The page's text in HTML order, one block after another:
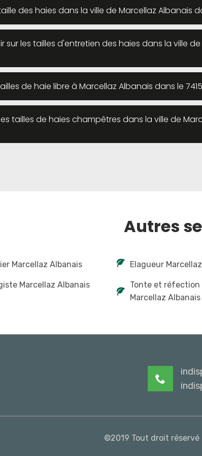
des haies dans la ville de Marcellaz Albanais
sur les tailles d'entretien des haies dans la ville
de haie libre à Marcellaz Albanais dans le
tailles de haies champêtres dans la ville de
Autres
Marcellaz Albanais
Marcellaz Albanais
Elagueur
Tonte et réfection
Marcellaz Albanais
©2019 Tout droit réservé